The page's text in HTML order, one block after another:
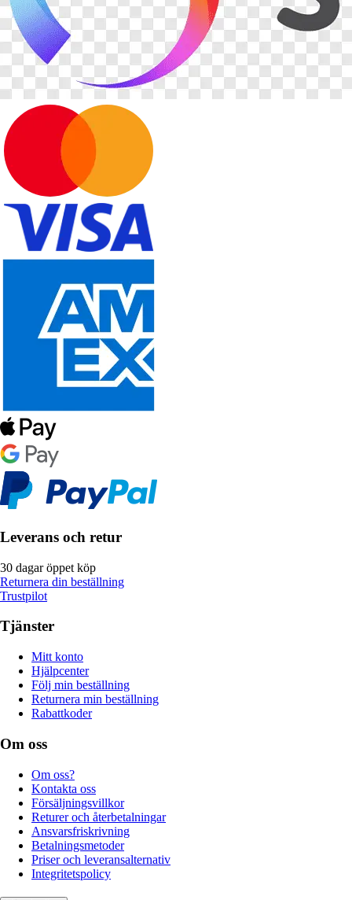
Leverans och retur
30 dagar öppet köp
Returnera din beställning
Trustpilot
Tjänster
Mitt konto
Hjälpcenter
Följ min beställning
Returnera min beställning
Rabattkoder
Om oss
Om oss?
Kontakta oss
Försäljningsvillkor
Returer och återbetalningar
Ansvarsfriskrivning
Betalningsmetoder
Priser och leveransalternativ
Integritetspolicy